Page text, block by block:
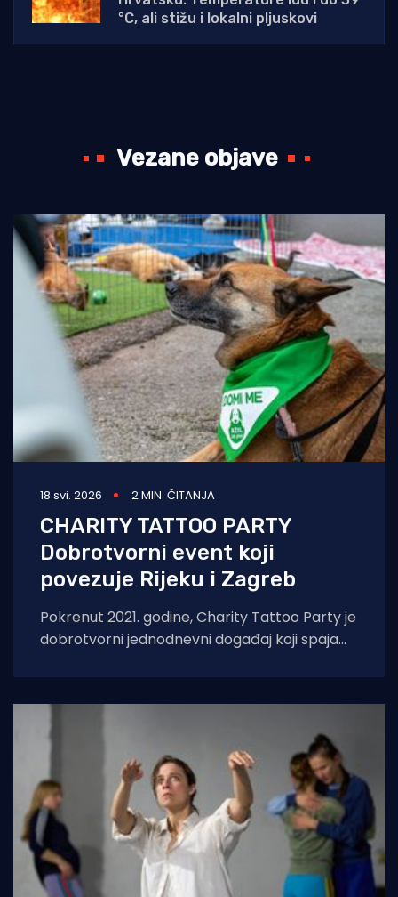
°C, ali stižu i lokalni pljuskovi
Vezane objave
18 svi. 2026 2 MIN. ČITANJA
CHARITY TATTOO PARTY
Dobrotvorni event koji
povezuje Rijeku i Zagreb
Pokrenut 2021. godine, Charity Tattoo Party je
dobrotvorni jednodnevni događaj koji spaja